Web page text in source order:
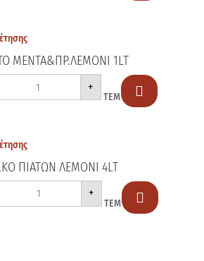
ΜΕΝΤΑ&ΠΡ.ΛΕΜΟΝΙ 1LT
ΜΕΝΤΑ&ΠΡ.ΛΕΜΟΝΙ
+
ΤΕΜ 
ΠΙΑΤΩΝ ΛΕΜΟΝΙ 4LT
+
ΤΕΜ 